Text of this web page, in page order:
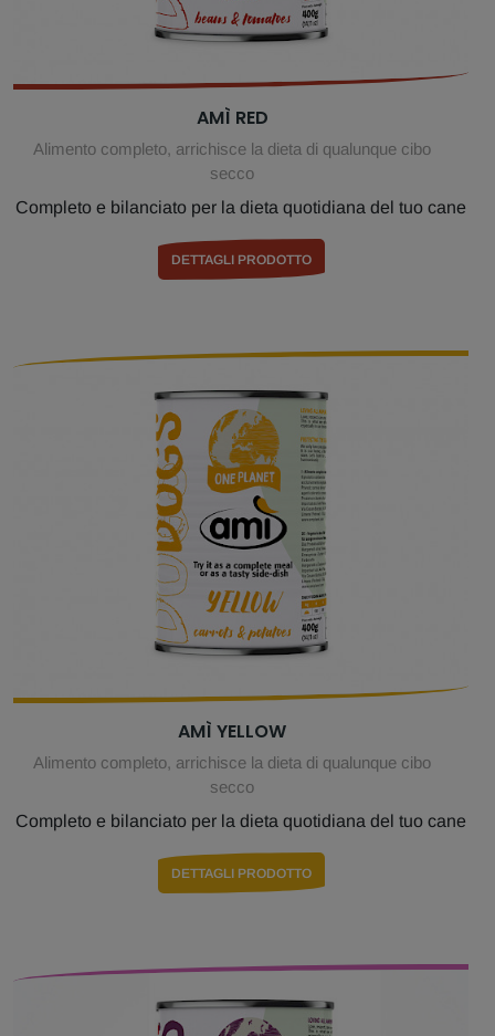
AMÌ RED
Alimento completo, arrichisce la dieta di qualunque cibo
secco
Completo e bilanciato per la dieta quotidiana del tuo cane
DETTAGLI PRODOTTO
AMÌ YELLOW
Alimento completo, arrichisce la dieta di qualunque cibo
secco
Completo e bilanciato per la dieta quotidiana del tuo cane
DETTAGLI PRODOTTO